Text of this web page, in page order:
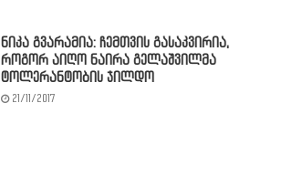
ნიკა გვარამია: ჩემთვის გასაკვირია,
როგორ აიღო ნაირა გელაშვილმა
ტოლერანტობის ჯილდო
21/11/2017